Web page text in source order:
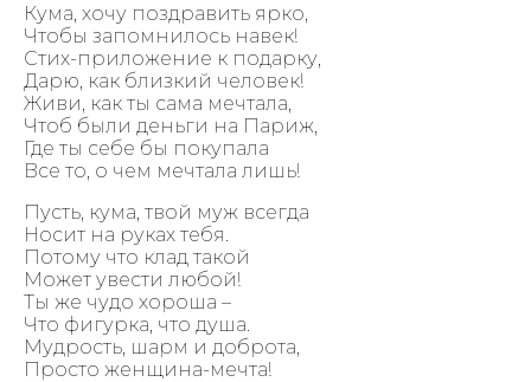
Кума, хочу поздравить ярко,
Чтобы запомнилось навек!
Стих-приложение к подарку,
Дарю, как близкий человек!
Живи, как ты сама мечтала,
Чтоб были деньги на Париж,
Где ты себе бы покупала
Все то, о чем мечтала лишь!
Пусть, кума, твой муж всегда
Носит на руках тебя.
Потому что клад такой
Может увести любой!
Ты же чудо хороша –
Что фигурка, что душа.
Мудрость, шарм и доброта,
Просто женщина-мечта!